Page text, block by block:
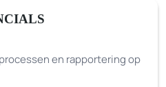
en rapportering op